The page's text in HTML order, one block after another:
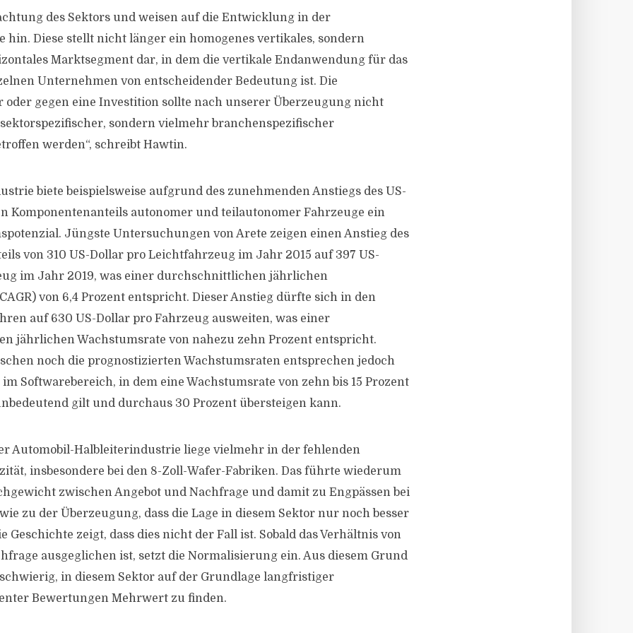
des Sektors und weisen auf die Entwicklung in der
hin. Diese stellt nicht länger ein homogenes vertikales, sondern
Marktsegment dar, in dem die vertikale Endanwendung für das
Unternehmen von entscheidender Bedeutung ist. Die
gegen eine Investition sollte nach unserer Überzeugung nicht
sondern vielmehr branchenspezifischer
werden“, schreibt Hawtin.
biete beispielsweise aufgrund des zunehmenden Anstiegs des US-
Komponentenanteils autonomer und teilautonomer Fahrzeuge ein
Jüngste Untersuchungen von Arete zeigen einen Anstieg des
von 310 US-Dollar pro Leichtfahrzeug im Jahr 2015 auf 397 US-
im Jahr 2019, was einer durchschnittlichen jährlichen
von 6,4 Prozent entspricht. Dieser Anstieg dürfte sich in den
auf 630 US-Dollar pro Fahrzeug ausweiten, was einer
jährlichen Wachstumsrate von nahezu zehn Prozent entspricht.
noch die prognostizierten Wachstumsraten entsprechen jedoch
Softwarebereich, in dem eine Wachstumsrate von zehn bis 15 Prozent
gilt und durchaus 30 Prozent übersteigen kann.
Automobil-Halbleiterindustrie liege vielmehr in der fehlenden
insbesondere bei den 8-Zoll-Wafer-Fabriken. Das führte wiederum
zwischen Angebot und Nachfrage und damit zu Engpässen bei
zu der Überzeugung, dass die Lage in diesem Sektor nur noch besser
Geschichte zeigt, dass dies nicht der Fall ist. Sobald das Verhältnis von
ausgeglichen ist, setzt die Normalisierung ein. Aus diesem Grund
in diesem Sektor auf der Grundlage langfristiger
Bewertungen Mehrwert zu finden.